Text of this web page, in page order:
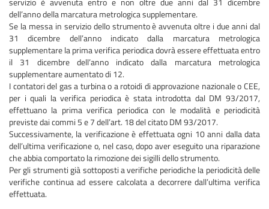
dell’anno della marcatura metrologica supplementare.
Se la messa in servizio dello strumento è avvenuta oltre i due anni dal
31 dicembre dell’anno indicato dalla marcatura metrologica
supplementare la prima verifica periodica dovrà essere effettuata entro
il 31 dicembre dell’anno indicato dalla marcatura metrologica
supplementare aumentato di 12.
I contatori del gas a turbina o a rotoidi di approvazione nazionale o CEE,
per i quali la verifica periodica è stata introdotta dal DM 93/2017,
effettuano la prima verifica periodica con le modalità e periodicità
previste dai commi 5 e 7 dell’art. 18 del citato DM 93/2017.
Successivamente, la verificazione è effettuata ogni 10 anni dalla data
dell’ultima verificazione o, nel caso, dopo aver eseguito una riparazione
che abbia comportato la rimozione dei sigilli dello strumento.
Per gli strumenti già sottoposti a verifiche periodiche la periodicità delle
verifiche continua ad essere calcolata a decorrere dall’ultima verifica
effettuata.